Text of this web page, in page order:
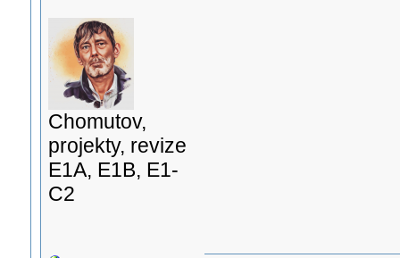
Chomutov,
projekty, revize
E1A, E1B, E1-
C2